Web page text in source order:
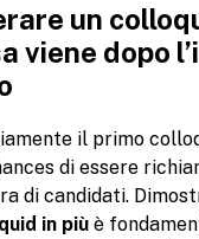
un
viene dopo
il primo
di essere
di candidati.
quid in più è